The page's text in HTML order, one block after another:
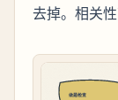
去掉。相关